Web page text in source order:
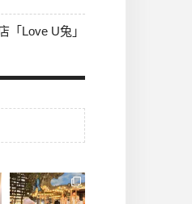
「Love U兔」